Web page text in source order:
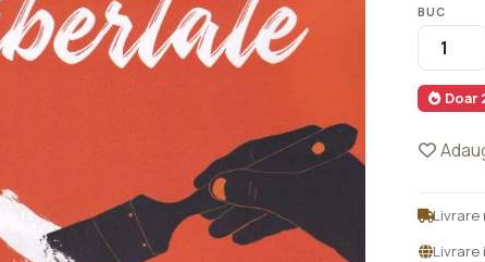
BUC
Doar
Livrare